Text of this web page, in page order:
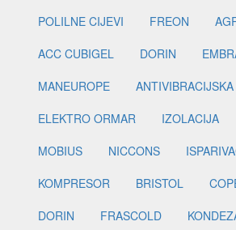
POLILNE CIJEVI
FREON
ACC CUBIGEL
DORIN
MANEUROPE
ELEKTRO ORMAR
IZOLACIJA
MOBIUS
NICCONS
KOMPRESOR
BRISTOL
DORIN
FRASCOLD